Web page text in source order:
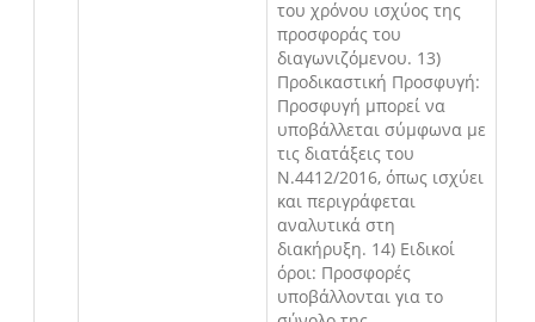
του χρόνου ισχύος της
προσφοράς του
διαγωνιζόμενου. 13)
Προδικαστική Προσφυγή:
Προσφυγή μπορεί να
υποβάλλεται σύμφωνα με
τις διατάξεις του
Ν.4412/2016, όπως ισχύει
και περιγράφεται
αναλυτικά στη
διακήρυξη. 14) Ειδικοί
όροι: Προσφορές
υποβάλλονται για το